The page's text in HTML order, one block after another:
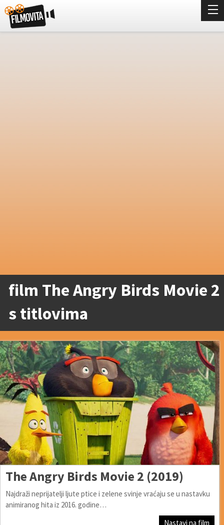
film The Angry Birds Movie 2
s titlovima
The Angry Birds Movie 2 (2019)
Najdraži neprijatelji ljute ptice i zelene svinje vraćaju se u nastavku
animiranog hita iz 2016. godine…
Nastavi na film